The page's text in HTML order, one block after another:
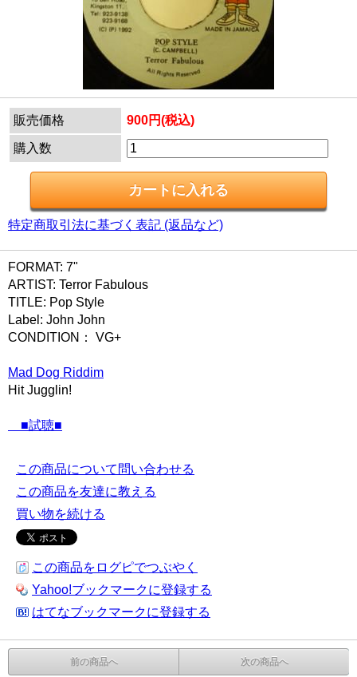
販売価格 900円(税込)
購入数
特定商取引法に基づく表記 (返品など)
FORMAT: 7"
ARTIST: Terror Fabulous
TITLE: Pop Style
Label: John John
CONDITION： VG+
Mad Dog Riddim
Hit Jugglin!
■試聴■
この商品について問い合わせる
この商品を友達に教える
買い物を続ける
この商品をログピでつぶやく
Yahoo!ブックマークに登録する
はてなブックマークに登録する
前の商品へ 次の商品へ